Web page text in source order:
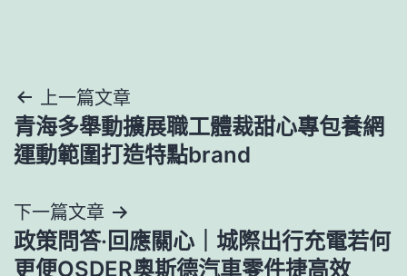
文
章
覽
上一篇文章
青海多舉動擴展職工體裁甜心專包養網
運動範圍打造特點brand
下一篇文章
政策問答·回應關心｜城際出行充電若何
更便OSDER奧斯德汽車零件捷高效